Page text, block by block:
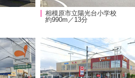
相模原市立陽光台小学校
約990m／13分